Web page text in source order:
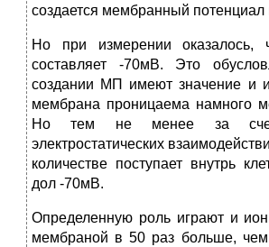
создается мембранный потенциал
Но при измерении оказалось,
составляет -70мВ. Это
создании МП имеют значение и
мембрана проницаема намного
Но тем не менее за
электростатических
количестве поступает внутрь
дол -70мВ.
Определенную роль играют и
мембраной в 50 раз больше,